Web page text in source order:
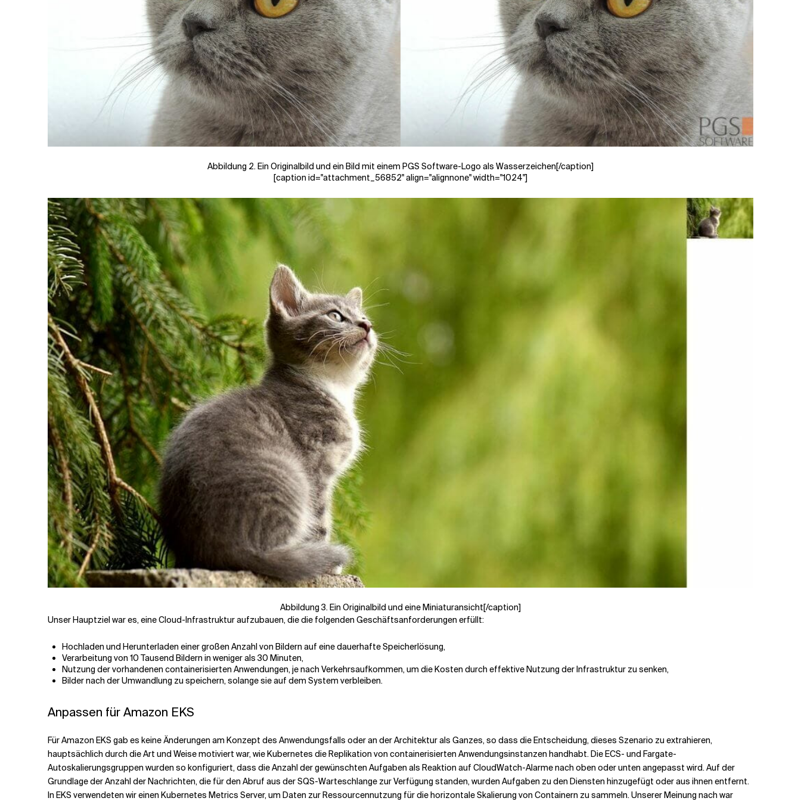
Abbildung 2. Ein Originalbild und ein Bild mit einem PGS Software-Logo als Wasserzeichen[/caption]
[caption id="attachment_56852" align="alignnone" width="1024"]
Abbildung 3. Ein Originalbild und eine Miniaturansicht[/caption]
Unser Hauptziel war es, eine Cloud-Infrastruktur aufzubauen, die die folgenden Geschäftsanforderungen erfüllt:
Hochladen und Herunterladen einer großen Anzahl von Bildern auf eine dauerhafte Speicherlösung,
Verarbeitung von 10 Tausend Bildern in weniger als 30 Minuten,
Nutzung der vorhandenen containerisierten Anwendungen, je nach Verkehrsaufkommen, um die Kosten durch effektive Nutzung der Infrastruktur zu senken,
Bilder nach der Umwandlung zu speichern, solange sie auf dem System verbleiben.
Anpassen für Amazon EKS
Für Amazon EKS gab es keine Änderungen am Konzept des Anwendungsfalls oder an der Architektur als Ganzes, so dass die Entscheidung, dieses Szenario zu extrahieren,
hauptsächlich durch die Art und Weise motiviert war, wie Kubernetes die Replikation von containerisierten Anwendungsinstanzen handhabt. Die ECS- und Fargate-
Autoskalierungsgruppen wurden so konfiguriert, dass die Anzahl der gewünschten Aufgaben als Reaktion auf CloudWatch-Alarme nach oben oder unten angepasst wird. Auf der
Grundlage der Anzahl der Nachrichten, die für den Abruf aus der SQS-Warteschlange zur Verfügung standen, wurden Aufgaben zu den Diensten hinzugefügt oder aus ihnen entfernt.
In EKS verwendeten wir einen Kubernetes Metrics Server, um Daten zur Ressourcennutzung für die horizontale Skalierung von Containern zu sammeln. Unserer Meinung nach war